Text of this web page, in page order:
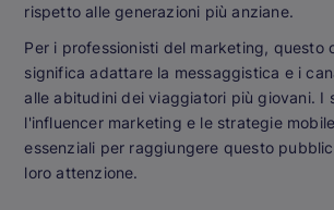
rispetto alle generazioni più anziane.
Per i professionisti del marketing, questo
significa adattare la messaggistica e i
alle abitudini dei viaggiatori più giovani. I
l'influencer marketing e le strategie
essenziali per raggiungere questo
loro attenzione.